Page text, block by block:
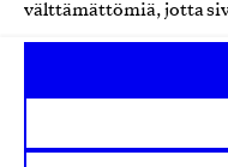
välttämättömiä, jotta
Design From Finland